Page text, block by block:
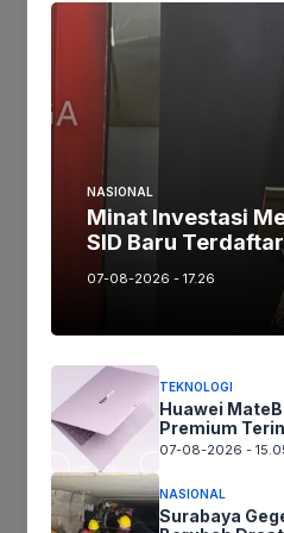
Ikuti kami :
Tinggalkan komentar
Nama
Surel
NASIONAL
Minat Investasi
SID Baru Terdaftar
07-08-2026 - 17.26
TEKNOLOGI
Huawei
Premium
07-08-2026 -
NASIONAL
Surabaya